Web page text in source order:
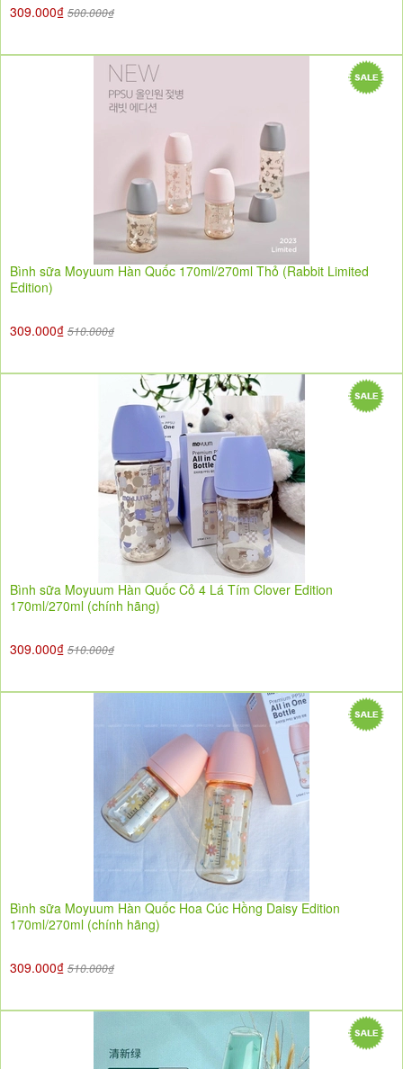
309.000₫ 500.000₫
Bình sữa Moyuum Hàn Quốc 170ml/270ml Thỏ (Rabbit Limited
Edition)
309.000₫ 510.000₫
Bình sữa Moyuum Hàn Quốc Cỏ 4 Lá Tím Clover Edition
170ml/270ml (chính hãng)
309.000₫ 510.000₫
Bình sữa Moyuum Hàn Quốc Hoa Cúc Hồng Daisy Edition
170ml/270ml (chính hãng)
309.000₫ 510.000₫